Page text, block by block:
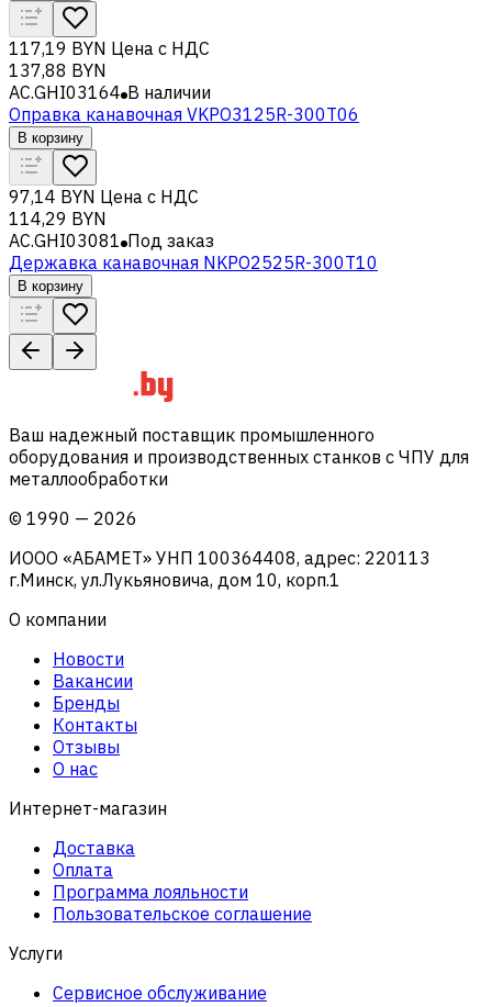
117,19 BYN Цена с НДС
137,88 BYN
AC.GHI03164 В наличии
Оправка канавочная VKPO3125R-300T06
В корзину
97,14 BYN Цена с НДС
114,29 BYN
AC.GHI03081 Под заказ
Державка канавочная NKPO2525R-300T10
В корзину
Ваш надежный поставщик промышленного
оборудования и производственных станков с ЧПУ для
металлообработки
© 1990 — 2026
ИООО «АБАМЕТ» УНП 100364408, адрес: 220113
г.Минск, ул.Лукьяновича, дом 10, корп.1
О компании
Новости
Вакансии
Бренды
Контакты
Отзывы
О нас
Интернет-магазин
Доставка
Оплата
Программа лояльности
Пользовательское соглашение
Услуги
Сервисное обслуживание